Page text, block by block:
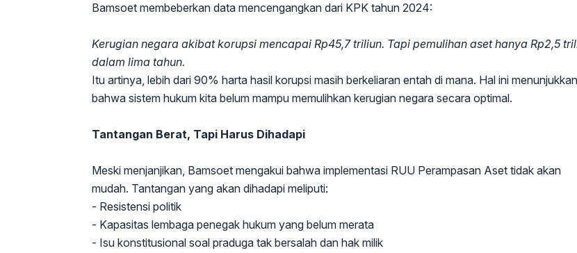
Bamsoet membeberkan data mencengangkan dari KPK tahun 2024:
Kerugian negara akibat korupsi mencapai Rp45,7 triliun. Tapi pemulihan aset hanya Rp2,5
dalam lima tahun.
Itu artinya, lebih dari 90% harta hasil korupsi masih berkeliaran entah di mana. Hal ini menunjukkan
bahwa sistem hukum kita belum mampu memulihkan kerugian negara secara optimal.
Tantangan Berat, Tapi Harus Dihadapi
Meski menjanjikan, Bamsoet mengakui bahwa implementasi RUU Perampasan Aset tidak akan
mudah. Tantangan yang akan dihadapi meliputi:
- Resistensi politik
- Kapasitas lembaga penegak hukum yang belum merata
- Isu konstitusional soal praduga tak bersalah dan hak milik